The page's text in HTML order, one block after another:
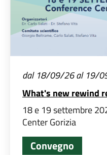
dal 18/09/26 al 19/
What's new rewind
18 e 19 settembre
Center Gorizia
Convegno